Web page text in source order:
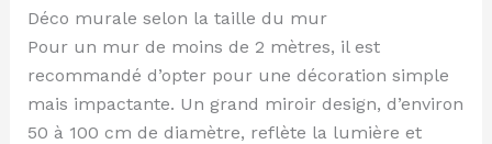
Déco murale selon la taille du mur
Pour un mur de moins de 2 mètres, il est
recommandé d’opter pour une décoration simple
mais impactante. Un grand miroir design, d’environ
50 à 100 cm de diamètre, reflète la lumière et